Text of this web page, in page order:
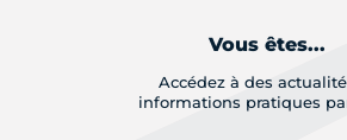
Vous êtes...
Accédez à des
informations pratiques